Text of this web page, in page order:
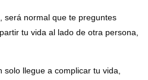
será normal que te preguntes
tu vida al lado de otra persona,
llegue a complicar tu vida,